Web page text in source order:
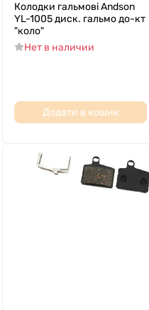
Колодки гальмові Andson
YL-1005 диск. гальмо до-кт
"коло"
Нет в наличии
Додати в кошик